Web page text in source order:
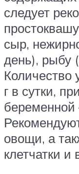
следует
сыр,
день), рыбу
Количество
г в сутки,
овощи, а
клетчатки